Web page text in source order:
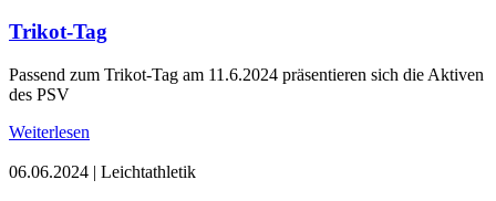
Trikot-Tag
Passend zum Trikot-Tag am 11.6.2024 präsentieren sich die Aktiven
des PSV
Weiterlesen
06.06.2024 | Leichtathletik